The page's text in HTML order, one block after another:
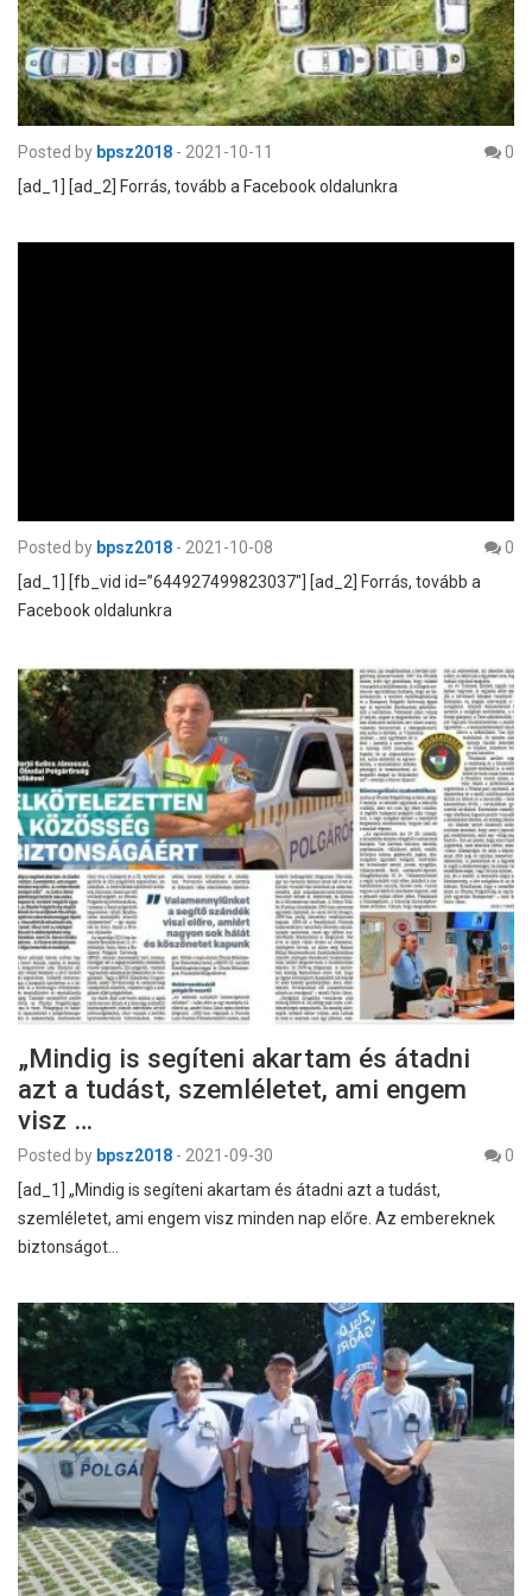
Posted by bpsz2018 - 2021-10-11
0
[ad_1] [ad_2] Forrás, tovább a Facebook oldalunkra
Posted by bpsz2018 - 2021-10-08
0
[ad_1] [fb_vid id=”644927499823037″] [ad_2] Forrás, tovább a
Facebook oldalunkra
„Mindig is segíteni akartam és átadni
azt a tudást, szemléletet, ami engem
visz …
Posted by bpsz2018 - 2021-09-30
0
[ad_1] „Mindig is segíteni akartam és átadni azt a tudást,
szemléletet, ami engem visz minden nap előre. Az embereknek
biztonságot…